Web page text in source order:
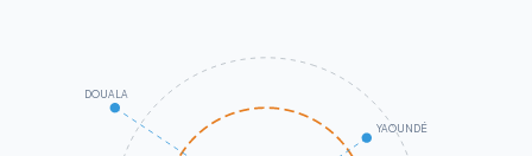
DOUALA
YAOUNDÉ